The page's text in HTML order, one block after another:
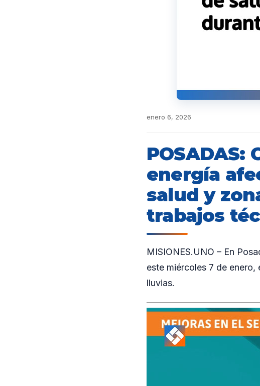
enero 6, 2026
POSADAS:
energía
salud y
trabajos
MISIONES.UNO – En
este miércoles 7 de
lluvias.